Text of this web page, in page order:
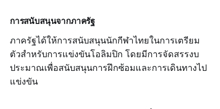
การสนับสนุนจากภาครัฐ
ภาครัฐได้ให้การสนับสนุนนักกีฬาไทยในการเตรียม
ตัวสำหรับการแข่งขันโอลิมปิก โดยมีการจัดสรรงบ
ประมาณเพื่อสนับสนุนการฝึกซ้อมและการเดินทางไป
แข่งขัน